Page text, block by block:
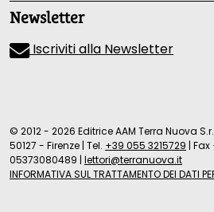
Newsletter
Iscriviti alla Newsletter
© 2012 - 2026 Editrice AAM Terra Nuova
50127 - Firenze | Tel. +39 055 3215729 | Fax
05373080489 | lettori@terranuova.it
INFORMATIVA SUL TRATTAMENTO DEI DATI